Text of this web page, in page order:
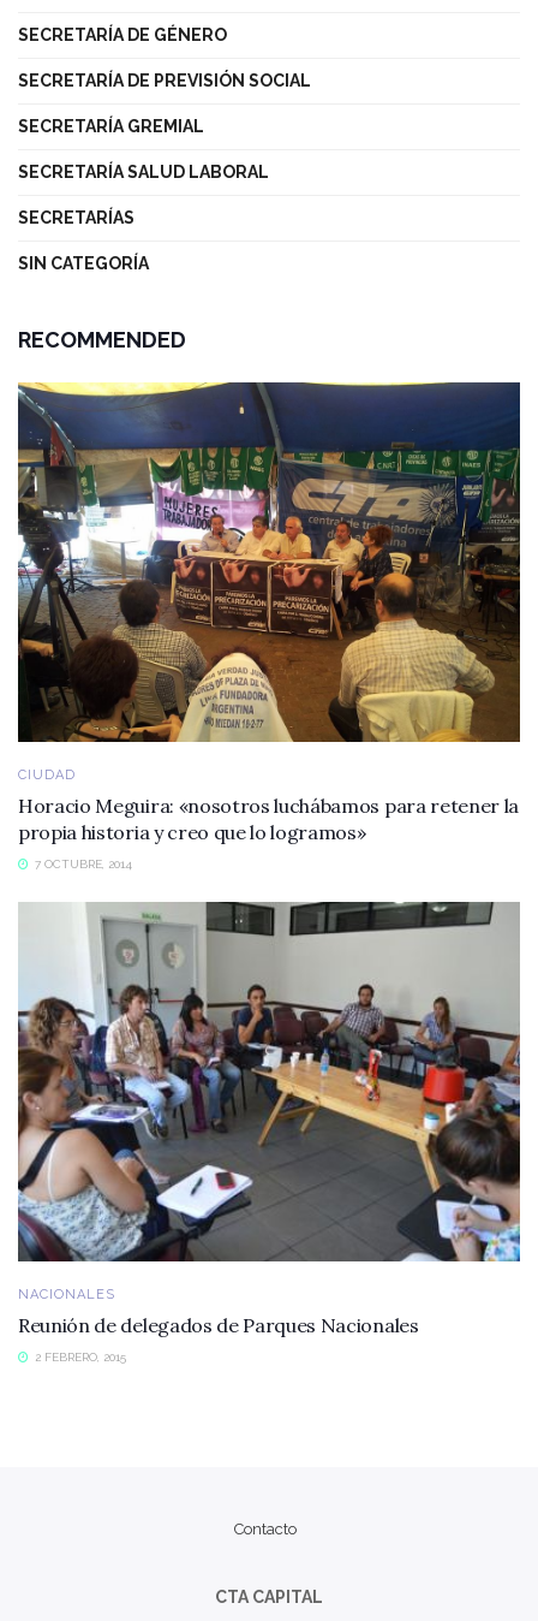
SECRETARÍA DE GÉNERO
SECRETARÍA DE PREVISIÓN SOCIAL
SECRETARÍA GREMIAL
SECRETARÍA SALUD LABORAL
SECRETARÍAS
SIN CATEGORÍA
RECOMMENDED
CIUDAD
Horacio Meguira: «nosotros luchábamos para retener la
propia historia y creo que lo logramos»
7 OCTUBRE, 2014
NACIONALES
Reunión de delegados de Parques Nacionales
2 FEBRERO, 2015
Contacto
CTA CAPITAL